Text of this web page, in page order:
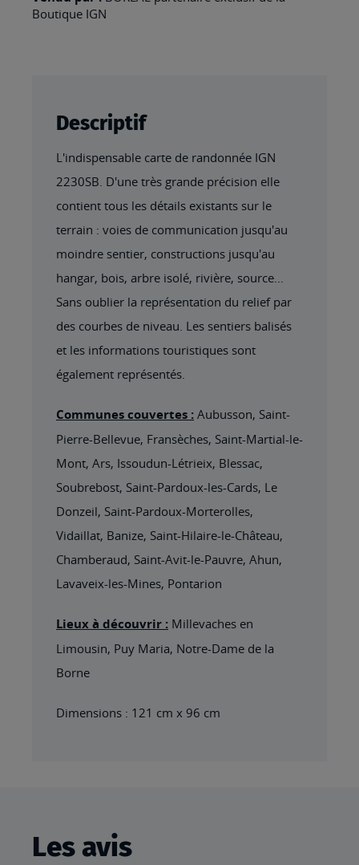
Boutique IGN
Descriptif
L'indispensable carte de randonnée IGN
2230SB. D'une très grande précision elle
contient tous les détails existants sur le
terrain : voies de communication jusqu'au
moindre sentier, constructions jusqu'au
hangar, bois, arbre isolé, rivière, source...
Sans oublier la représentation du relief par
des courbes de niveau. Les sentiers balisés
et les informations touristiques sont
également représentés.
Communes couvertes : Aubusson, Saint-
Pierre-Bellevue, Fransèches, Saint-Martial-le-
Mont, Ars, Issoudun-Létrieix, Blessac,
Soubrebost, Saint-Pardoux-les-Cards, Le
Donzeil, Saint-Pardoux-Morterolles,
Vidaillat, Banize, Saint-Hilaire-le-Château,
Chamberaud, Saint-Avit-le-Pauvre, Ahun,
Lavaveix-les-Mines, Pontarion
Lieux à découvrir : Millevaches en
Limousin, Puy Maria, Notre-Dame de la
Borne
Dimensions : 121 cm x 96 cm
Les avis